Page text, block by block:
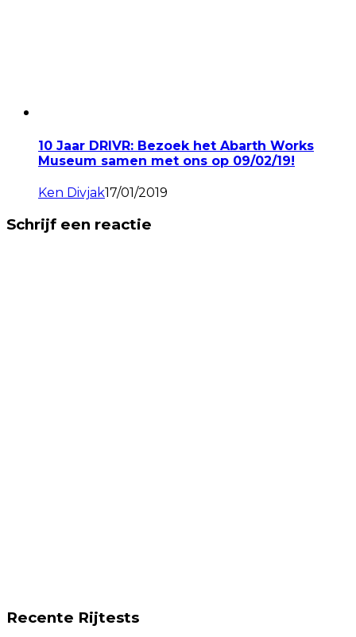
10 Jaar DRIVR: Bezoek het Abarth Works
Museum samen met ons op 09/02/19!
Ken Divjak17/01/2019
Schrijf een reactie
Recente Rijtests